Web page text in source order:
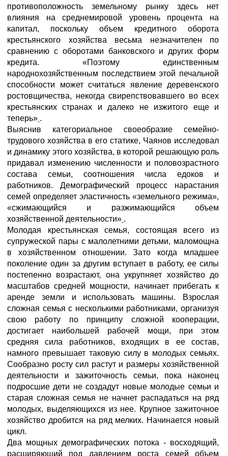
противоположность земельному рынку здесь нет
влияния на среднемировой уровень процента на
капитал, поскольку объем кредитного оборота
крестьянского хозяйства весьма незначителен по
сравнению с оборотами банковского и других форм
кредита. «Поэтому единственным
народнохозяйственным последствием этой печальной
способности может считаться явление деревенского
ростовщичества, некогда свирепствовавшего во всех
крестьянских странах и далеко не изжитого еще и
теперь» .
Выяснив категориальное своеобразие семейно-
трудового хозяйства в его статике, Чаянов исследовал
и динамику этого хозяйства, в которой решающую роль
придавал изменению численности и половозрастного
состава семьи, соотношения числа едоков и
работников. Демографический процесс нарастания
семей определяет эластичность «земельного режима»,
«сжимающийся и разжимающийся объем
хозяйственной деятельности» .
Молодая крестьянская семья, состоящая всего из
супружеской пары с малолетними детьми, маломощна
в хозяйственном отношении. Зато когда младшее
поколение один за другим вступает в работу, ее силы
постепенно возрастают, она укрупняет хозяйство до
масштабов средней мощности, начинает прибегать к
аренде земли и использовать машины. Взрослая
сложная семья с несколькими работниками, организуя
свою работу по принципу сложной кооперации,
достигает наибольшей рабочей мощи, при этом
средняя сила работников, входящих в ее состав,
намного превышает таковую силу в молодых семьях.
Сообразно росту сил растут и размеры хозяйственной
деятельности и зажиточность семьи, пока наконец
подросшие дети не создадут новые молодые семьи и
старая сложная семья не начнет распадаться на ряд
молодых, выделяющихся из нее. Крупное зажиточное
хозяйство дробится на ряд мелких. Начинается новый
цикл.
Два мощных демографических потока - восходящий,
расширяющий под давлением роста семей объем